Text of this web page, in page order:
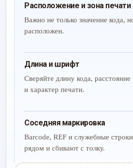
Расположение и зона печати
Важно не только значение кода,
расположен.
Длина и шрифт
Сверяйте длину кода,
и характер печати.
Соседняя маркировка
Barcode, REF и служебные
рядом и сбивают с толку.